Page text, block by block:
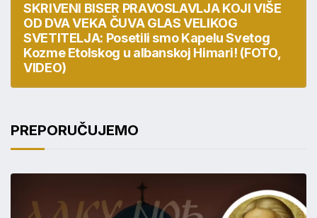
SKRIVENI BISER PRAVOSLAVLJA KOJI VIŠE
OD DVA VEKA ČUVA GLAS VELIKOG
SVETITELJA: Posetili smo Kapelu Svetog
Kozme Etolskog u albanskoj Himari! (FOTO,
VIDEO)
PREPORUČUJEMO